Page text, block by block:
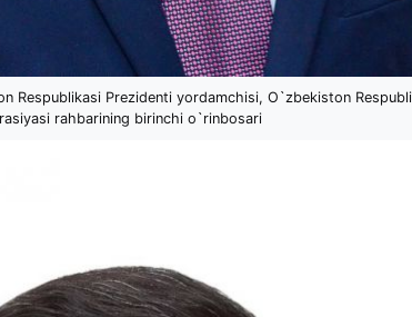
Respublikasi Prezidenti yordamchisi, O`zbekiston
rahbarining birinchi o`rinbosari